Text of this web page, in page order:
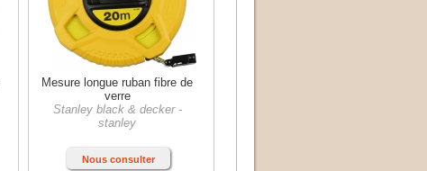
Mesure longue ruban fibre de
verre
Stanley black & decker -
stanley
Nous consulter